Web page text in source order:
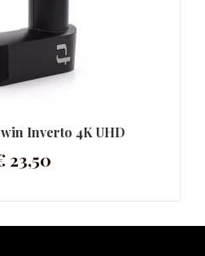
Inverto 4K UHD
23,50